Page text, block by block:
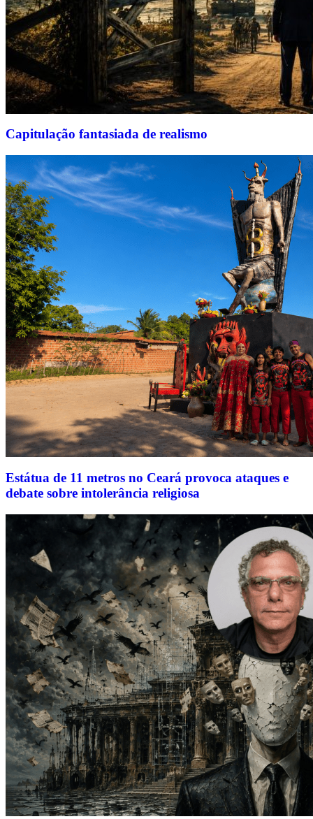
Capitulação fantasiada de realismo
Estátua de 11 metros no Ceará provoca ataques e
debate sobre intolerância religiosa